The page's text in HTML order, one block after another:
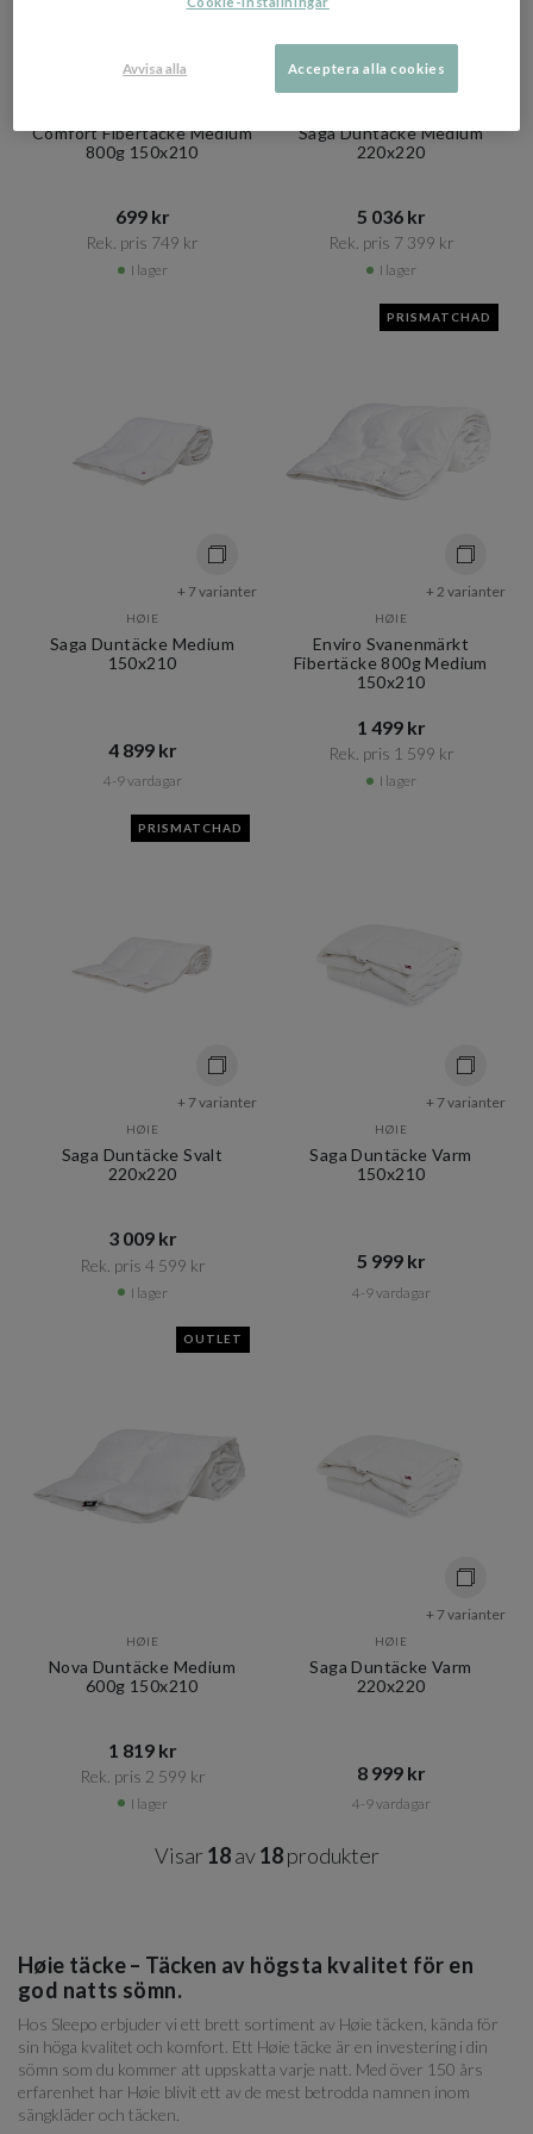
+ 2 varianter
Comfort Fibertäcke Medium
800g 150x210
699 kr​​
Rek. pris 749 kr​​
I lager
Saga Duntäcke Medium
220x220
5 036 kr​​
Rek. pris 7 399 kr​​
I lager
+ 7 varianter
HØIE
Saga Duntäcke Medium
150x210
4 899 kr​​
4-9 vardagar
PRISMATCHAD
+ 2 varianter
HØIE
Enviro Svanenmärkt
Fibertäcke 800g Medium
150x210
1 499 kr​​
Rek. pris 1 599 kr​​
I lager
PRISMATCHAD
+ 7 varianter
HØIE
Saga Duntäcke Svalt
220x220
3 009 kr​​
Rek. pris 4 599 kr​​
I lager
+ 7 varianter
HØIE
Saga Duntäcke Varm
150x210
5 999 kr​​
4-9 vardagar
OUTLET
HØIE
Nova Duntäcke Medium
600g 150x210
1 819 kr​​
Rek. pris 2 599 kr​​
I lager
+ 7 varianter
HØIE
Saga Duntäcke Varm
220x220
8 999 kr​​
4-9 vardagar
Visar 18av18produkter
Høie täcke – Täcken av högsta kvalitet för en
god natts sömn.
Hos Sleepo erbjuder vi ett brett sortiment av Høie täcken, kända för
sin höga kvalitet och komfort. Ett Høie täcke är en investering i din
sömn som du kommer att uppskatta varje natt. Med över 150 års
erfarenhet har Høie blivit ett av de mest betrodda namnen inom
sängkläder och täcken.
Avvisa alla Acceptera alla cookies